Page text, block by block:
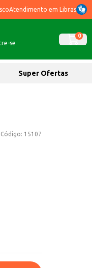
Atendimento em Libras
se
0
Super Ofertas
Código: 15107